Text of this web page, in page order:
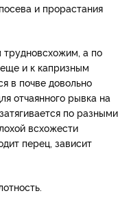
и прорастания
трудновсхожим, а по
и к капризным
в почве довольно
отчаянного рывка на
по разными
всхожести
перец, зависит